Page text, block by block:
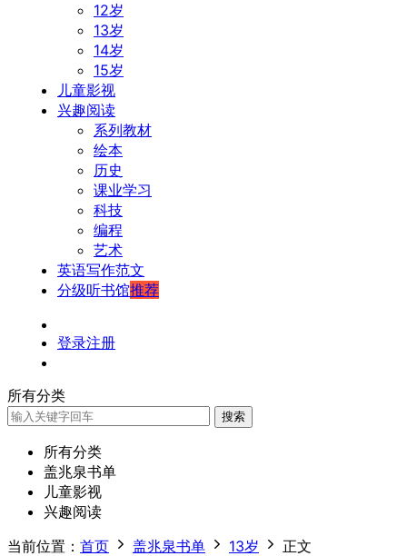
12岁
13岁
14岁
15岁
儿童影视
兴趣阅读
系列教材
绘本
历史
课业学习
科技
编程
艺术
英语写作范文
分级听书馆推荐
登录注册
所有分类
搜索
所有分类
盖兆泉书单
儿童影视
兴趣阅读
当前位置： 首页 盖兆泉书单 13岁 正文